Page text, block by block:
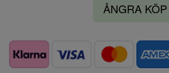
ÅNGRA KÖP